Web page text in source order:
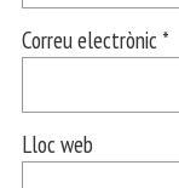
Correu electrònic *
Lloc web